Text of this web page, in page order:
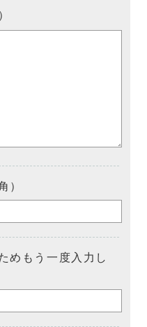
）
）
めもう一度入力し